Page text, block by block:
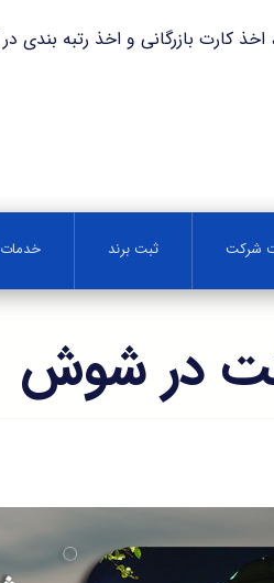
بازرگانی و اخذ رتبه بندی در کمترین
شرکت ثبت برند خدمات
در شوش